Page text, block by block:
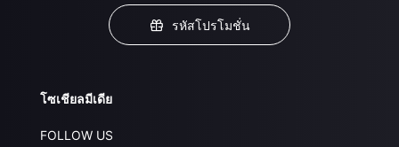
รหัสโปรโมชั่น
โซเชียลมีเดีย
FOLLOW US